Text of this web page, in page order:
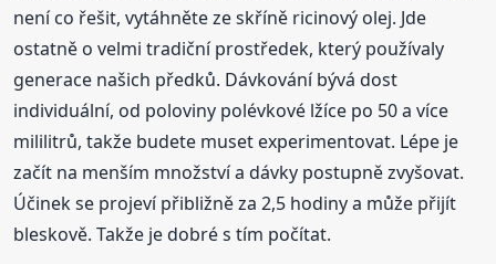
není co řešit, vytáhněte ze skříně ricinový olej. Jde
ostatně o velmi tradiční prostředek, který používaly
generace našich předků. Dávkování bývá dost
individuální, od poloviny polévkové lžíce po 50 a více
mililitrů, takže budete muset experimentovat. Lépe je
začít na menším množství a dávky postupně zvyšovat.
Účinek se projeví přibližně za 2,5 hodiny a může přijít
bleskově. Takže je dobré s tím počítat.